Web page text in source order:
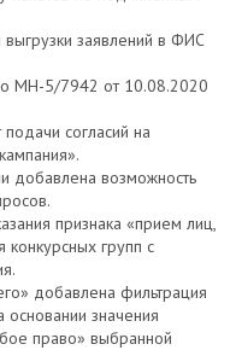
заявлений в ФИС
МН-5/7942 от 10.08.2020
согласий на
добавлена возможность
признака «прием лиц,
групп с
добавлена фильтрация
значения
право» выбранной